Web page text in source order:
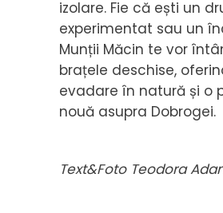
izolare. Fie că ești un
experimentat sau un
Munții Măcin te vor
brațele deschise,
evadare în natură și o
nouă asupra Dobrogei.
Text&Foto Teodora